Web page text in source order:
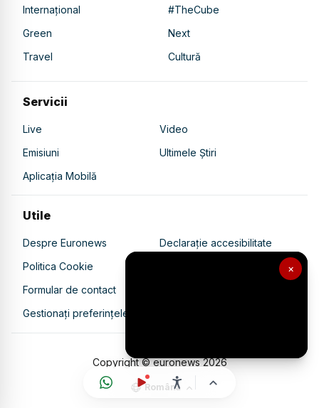
×
Internațional
#TheCube
Green
Next
Travel
Cultură
Servicii
Live
Video
Emisiuni
Ultimele Știri
Aplicația Mobilă
Utile
Despre Euronews
Declarație accesibilitate
Politica Cookie
Politica de confidențialitate
Formular de contact
Gestionați preferințele
Copyright © euronews2026
Română